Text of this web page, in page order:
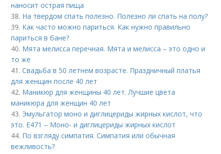
наносит острая пища
38. На твердом спать полезно. Полезно ли спать на полу?
39. Как часто можно париться. Как нужно правильно
париться в бане?
40. Мята мелисса перечная. Мята и мелисса – это одно и
то же
41.Свадьба в 50 летнем возрасте. Праздничный платья
для женщин после 40 лет
42. Маникюр для женщины 40 лет. Лучшие цвета
маникюра для женщин 40 лет
43. Эмульгатор моно и диглицериды жирных кислот, что
это. Е471 – Моно- и диглицериды жирных кислот
44. По взгляду симпатия. Симпатия или обычная
вежливость?